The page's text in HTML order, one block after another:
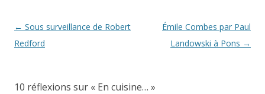
Navigation
des
← Sous surveillance de Robert
Redford
Émile Combes par Paul
Landowski à Pons →
10 réflexions sur « En cuisine… »